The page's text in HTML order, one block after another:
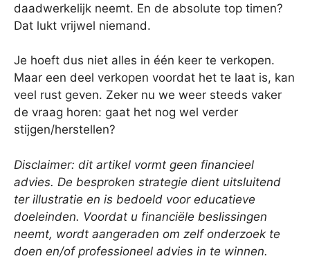
daadwerkelijk neemt. En de absolute top timen?
Dat lukt vrijwel niemand.
Je hoeft dus niet alles in één keer te verkopen.
Maar een deel verkopen voordat het te laat is, kan
veel rust geven. Zeker nu we weer steeds vaker
de vraag horen: gaat het nog wel verder
stijgen/herstellen?
Disclaimer: dit artikel vormt geen financieel
advies. De besproken strategie dient uitsluitend
ter illustratie en is bedoeld voor educatieve
doeleinden. Voordat u financiële beslissingen
neemt, wordt aangeraden om zelf onderzoek te
doen en/of professioneel advies in te winnen.